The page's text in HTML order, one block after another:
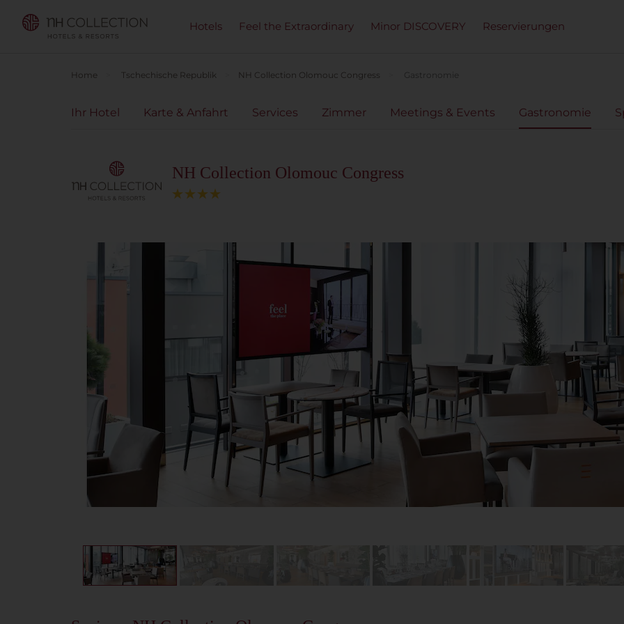
Hotels Feel the Extraordinary Minor DISCOVERY Reservierungen
Home Tschechische Republik NH Collection Olomouc Congress Gastronomie
Ihr Hotel Karte & Anfahrt Services Zimmer Meetings & Events Gastronomie
NH Collection Olomouc Congress